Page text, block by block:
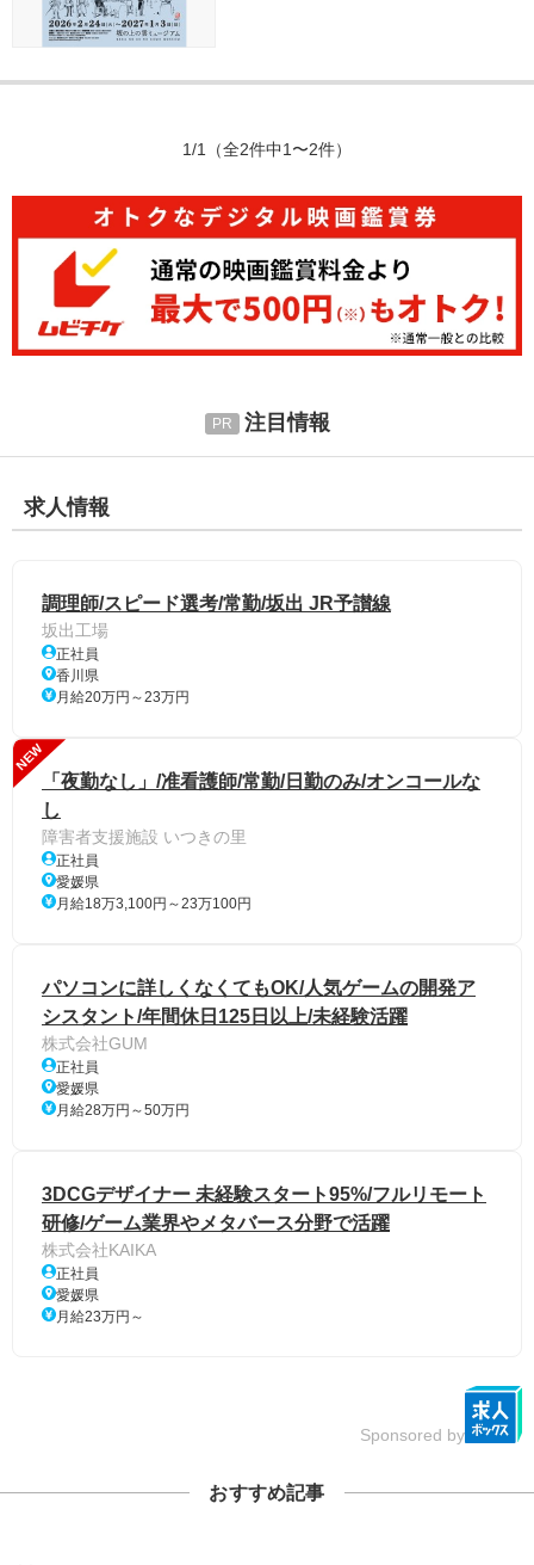
1/1 （全2件中1〜2件）
注目情報
求人情報
調理師/スピード選考/常勤/坂出 JR予讃線
坂出工場
正社員
香川県
月給20万円～23万円
NEW
「夜勤なし」/准看護師/常勤/日勤のみ/オンコールな
し
障害者支援施設 いつきの里
正社員
愛媛県
月給18万3,100円～23万100円
パソコンに詳しくなくてもOK/人気ゲームの開発ア
シスタント/年間休日125日以上/未経験活躍
株式会社GUM
正社員
愛媛県
月給28万円～50万円
3DCGデザイナー 未経験スタート95%/フルリモート
研修/ゲーム業界やメタバース分野で活躍
株式会社KAIKA
正社員
愛媛県
月給23万円～
Sponsored by
おすすめ記事